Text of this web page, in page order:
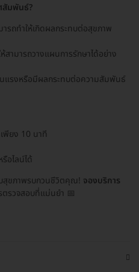
สัมพันธ์?
รถทำให้เกิดผลกระทบต่อสุขภาพ
สามารถวางแผนการรักษาได้อย่าง
นแรงหรือมีผลกระทบต่อความสัมพันธ์
เพียง 10 นาที
อไลน์ได้
สุขภาพรบกวนชีวิตคุณ! จองบริการ
ตรวจสอบที่แม่นยำ 📅